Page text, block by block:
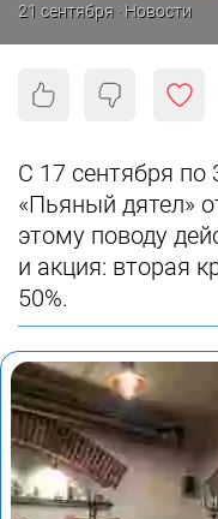
21 сентября · Новости
С 17 сентября по
«Пьяный дятел»
этому поводу
и акция: вторая
50%.